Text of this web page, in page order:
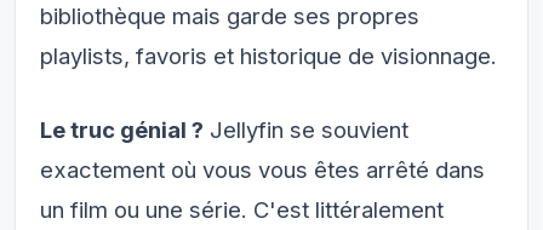
bibliothèque mais garde ses propres
playlists, favoris et historique de visionnage.
Le truc génial ? Jellyfin se souvient
exactement où vous vous êtes arrêté dans
un film ou une série. C'est littéralement